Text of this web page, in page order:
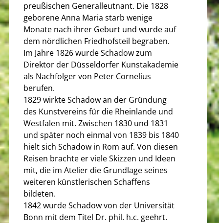
preußischen Generalleutnant. Die 1828
geborene Anna Maria starb wenige
Monate nach ihrer Geburt und wurde auf
dem nördlichen Friedhofsteil begraben.
Im Jahre 1826 wurde Schadow zum
Direktor der Düsseldorfer Kunstakademie
als Nachfolger von Peter Cornelius
berufen.
1829 wirkte Schadow an der Gründung
des Kunstvereins für die Rheinlande und
Westfalen mit. Zwischen 1830 und 1831
und später noch einmal von 1839 bis 1840
hielt sich Schadow in Rom auf. Von diesen
Reisen brachte er viele Skizzen und Ideen
mit, die im Atelier die Grundlage seines
weiteren künstlerischen Schaffens
bildeten.
1842 wurde Schadow von der Universität
Bonn mit dem Titel Dr. phil. h.c. geehrt.